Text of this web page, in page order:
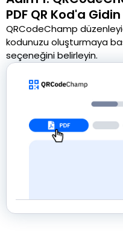
PDF QR Kod'a Gidin
QRCodeChamp
kodunuzu oluşturmaya
seçeneğini belirleyin.